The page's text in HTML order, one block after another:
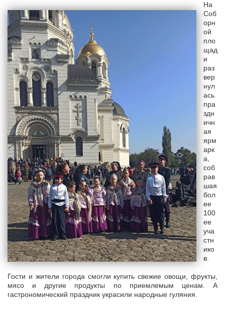
На
Соб
орн
ой
пло
щад
и
раз
вер
нул
ась
пра
здн
ичн
ая
ярм
арк
а,
соб
рав
шая
бол
ее
100
ее
уча
стн
ико
в.
Гости и жители города смогли купить свежие овощи, фрукты,
мясо и другие продукты по приемлемым ценам. А
гастрономический праздник украсили народные гуляния.